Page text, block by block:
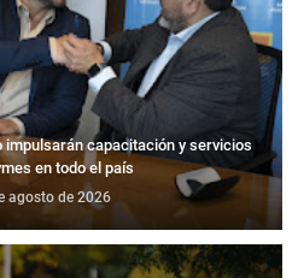
impulsarán capacitación y servicios
en todo el país
agosto de 2026